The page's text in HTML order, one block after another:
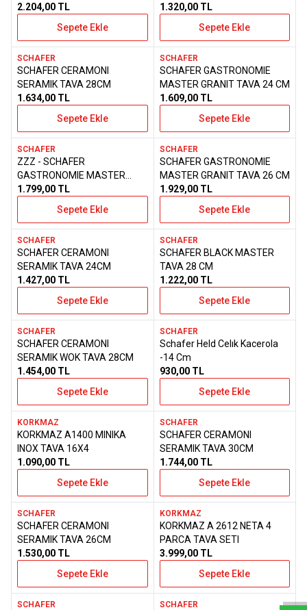
W
h
a
t
s
a
p
p
D
e
s
e
H
a
t
t
2.204,00 TL
Sepete Ekle
1.320,00TL
Sepete Ekle
Favorilere Ekle
SCHAFER
SCHAFER CERAMONI
SERAMIK TAVA 28CM
1.634,00 TL
Sepete Ekle
Favorilere Ekle
SCHAFER
SCHAFER GASTRONOMIE
MASTER GRANIT TAVA 24 CM
1.609,00TL
Sepete Ekle
Favorilere Ekle
SCHAFER
ZZZ - SCHAFER
GASTRONOMIE MASTER
SERAMIK TAVA- 26CM
1.799,00 TL
Sepete Ekle
Favorilere Ekle
SCHAFER
SCHAFER GASTRONOMIE
MASTER GRANIT TAVA 26 CM
1.929,00TL
Sepete Ekle
Favorilere Ekle
SCHAFER
SCHAFER CERAMONI
SERAMIK TAVA 24CM
1.427,00 TL
Sepete Ekle
Favorilere Ekle
SCHAFER
SCHAFER BLACK MASTER
TAVA 28 CM
1.222,00TL
Sepete Ekle
Favorilere Ekle
SCHAFER
SCHAFER CERAMONI
SERAMIK WOK TAVA 28CM
1.454,00 TL
Sepete Ekle
Favorilere Ekle
SCHAFER
Schafer Held Celık Kacerola
-14 Cm
930,00TL
Sepete Ekle
Favorilere Ekle
KORKMAZ
KORKMAZ A1400 MINIKA
INOX TAVA 16X4
1.090,00 TL
Sepete Ekle
Favorilere Ekle
SCHAFER
SCHAFER CERAMONI
SERAMIK TAVA 30CM
1.744,00TL
Sepete Ekle
Favorilere Ekle
SCHAFER
SCHAFER CERAMONI
SERAMIK TAVA 26CM
1.530,00 TL
Sepete Ekle
Favorilere Ekle
KORKMAZ
KORKMAZ A 2612 NETA 4
PARCA TAVA SETI
3.999,00TL
Sepete Ekle
SCHAFER SCHAFER